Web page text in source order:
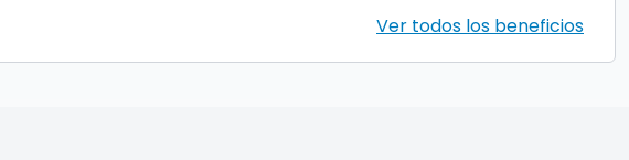
Ver todos los beneficios